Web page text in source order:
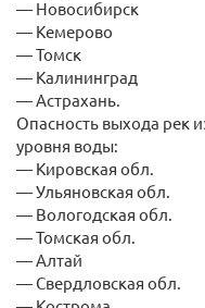
— Новосибирск
— Кемерово
— Томск
— Калининград
— Астрахань.
Опасность выхода рек
уровня воды:
— Кировская обл.
— Ульяновская обл.
— Вологодская обл.
— Томская обл.
— Алтай
— Свердловская обл.